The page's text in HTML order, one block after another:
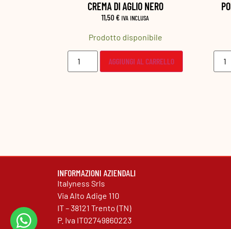
POMODORI SECCHI SOTT’OLIO
7,50€ IVA INCLUSA
Prodotto disponibile
AGGIUNGI AL CARRELLO
INFORMAZIONI AZIENDALI
Italyness Srls
Via Alto Adige 110
IT – 38121 Trento (TN)
P. Iva IT02749860223